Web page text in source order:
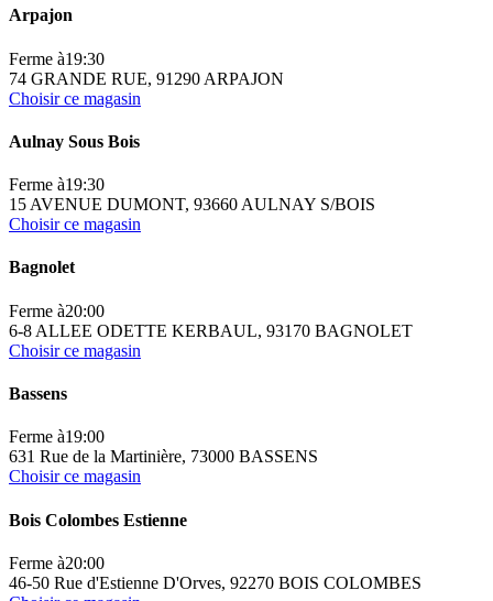
Arpajon
Ferme à19:30
74 GRANDE RUE, 91290 ARPAJON
Choisir ce magasin
Aulnay Sous Bois
Ferme à19:30
15 AVENUE DUMONT, 93660 AULNAY S/BOIS
Choisir ce magasin
Bagnolet
Ferme à20:00
6-8 ALLEE ODETTE KERBAUL, 93170 BAGNOLET
Choisir ce magasin
Bassens
Ferme à19:00
631 Rue de la Martinière, 73000 BASSENS
Choisir ce magasin
Bois Colombes Estienne
Ferme à20:00
46-50 Rue d'Estienne D'Orves, 92270 BOIS COLOMBES